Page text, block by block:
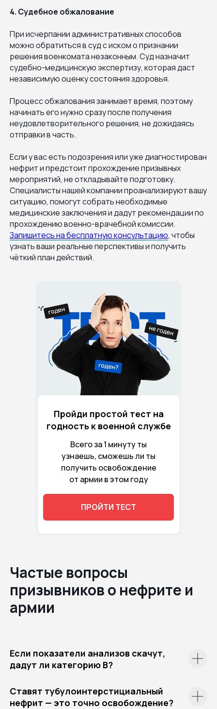
4. Судебное обжалование
При исчерпании административных способов
можно обратиться в суд с иском о признании
решения военкомата незаконным. Суд назначит
судебно-медицинскую экспертизу, которая даст
независимую оценку состояния здоровья.
Процесс обжалования занимает время, поэтому
начинать его нужно сразу после получения
неудовлетворительного решения, не дожидаясь
отправки в часть.
Если у вас есть подозрения или уже диагностирован
нефрит и предстоит прохождение призывных
мероприятий, не откладывайте подготовку.
Специалисты нашей компании проанализируют вашу
ситуацию, помогут собрать необходимые
медицинские заключения и дадут рекомендации по
прохождению военно-врачебной комиссии.
Запишитесь на бесплатную консультацию, чтобы
узнать ваши реальные перспективы и получить
чёткий план действий.
Всего за 1 минуту ты
узнаешь, сможешь ли ты
получить освобождение
от армии в этом году
Пройди простой тест на
годность к военной службе
ПРОЙТИ ТЕСТ
Частые вопросы
призывников о нефрите и
армии
Если показатели анализов скачут,
дадут ли категорию В?
Ставят тубулоинтерстициальный
нефрит — это точно освобождение?